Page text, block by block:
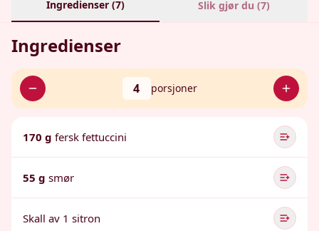
Ingredienser (7) Slik gjør du (7)
Ingredienser
4 porsjoner
170 g fersk fettuccini
55 g smør
Skall av 1 sitron